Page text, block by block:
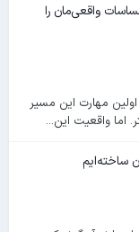
واقعی‌مان را
مهارت این مسیر
واقعیت این...
ساخته‌ایم